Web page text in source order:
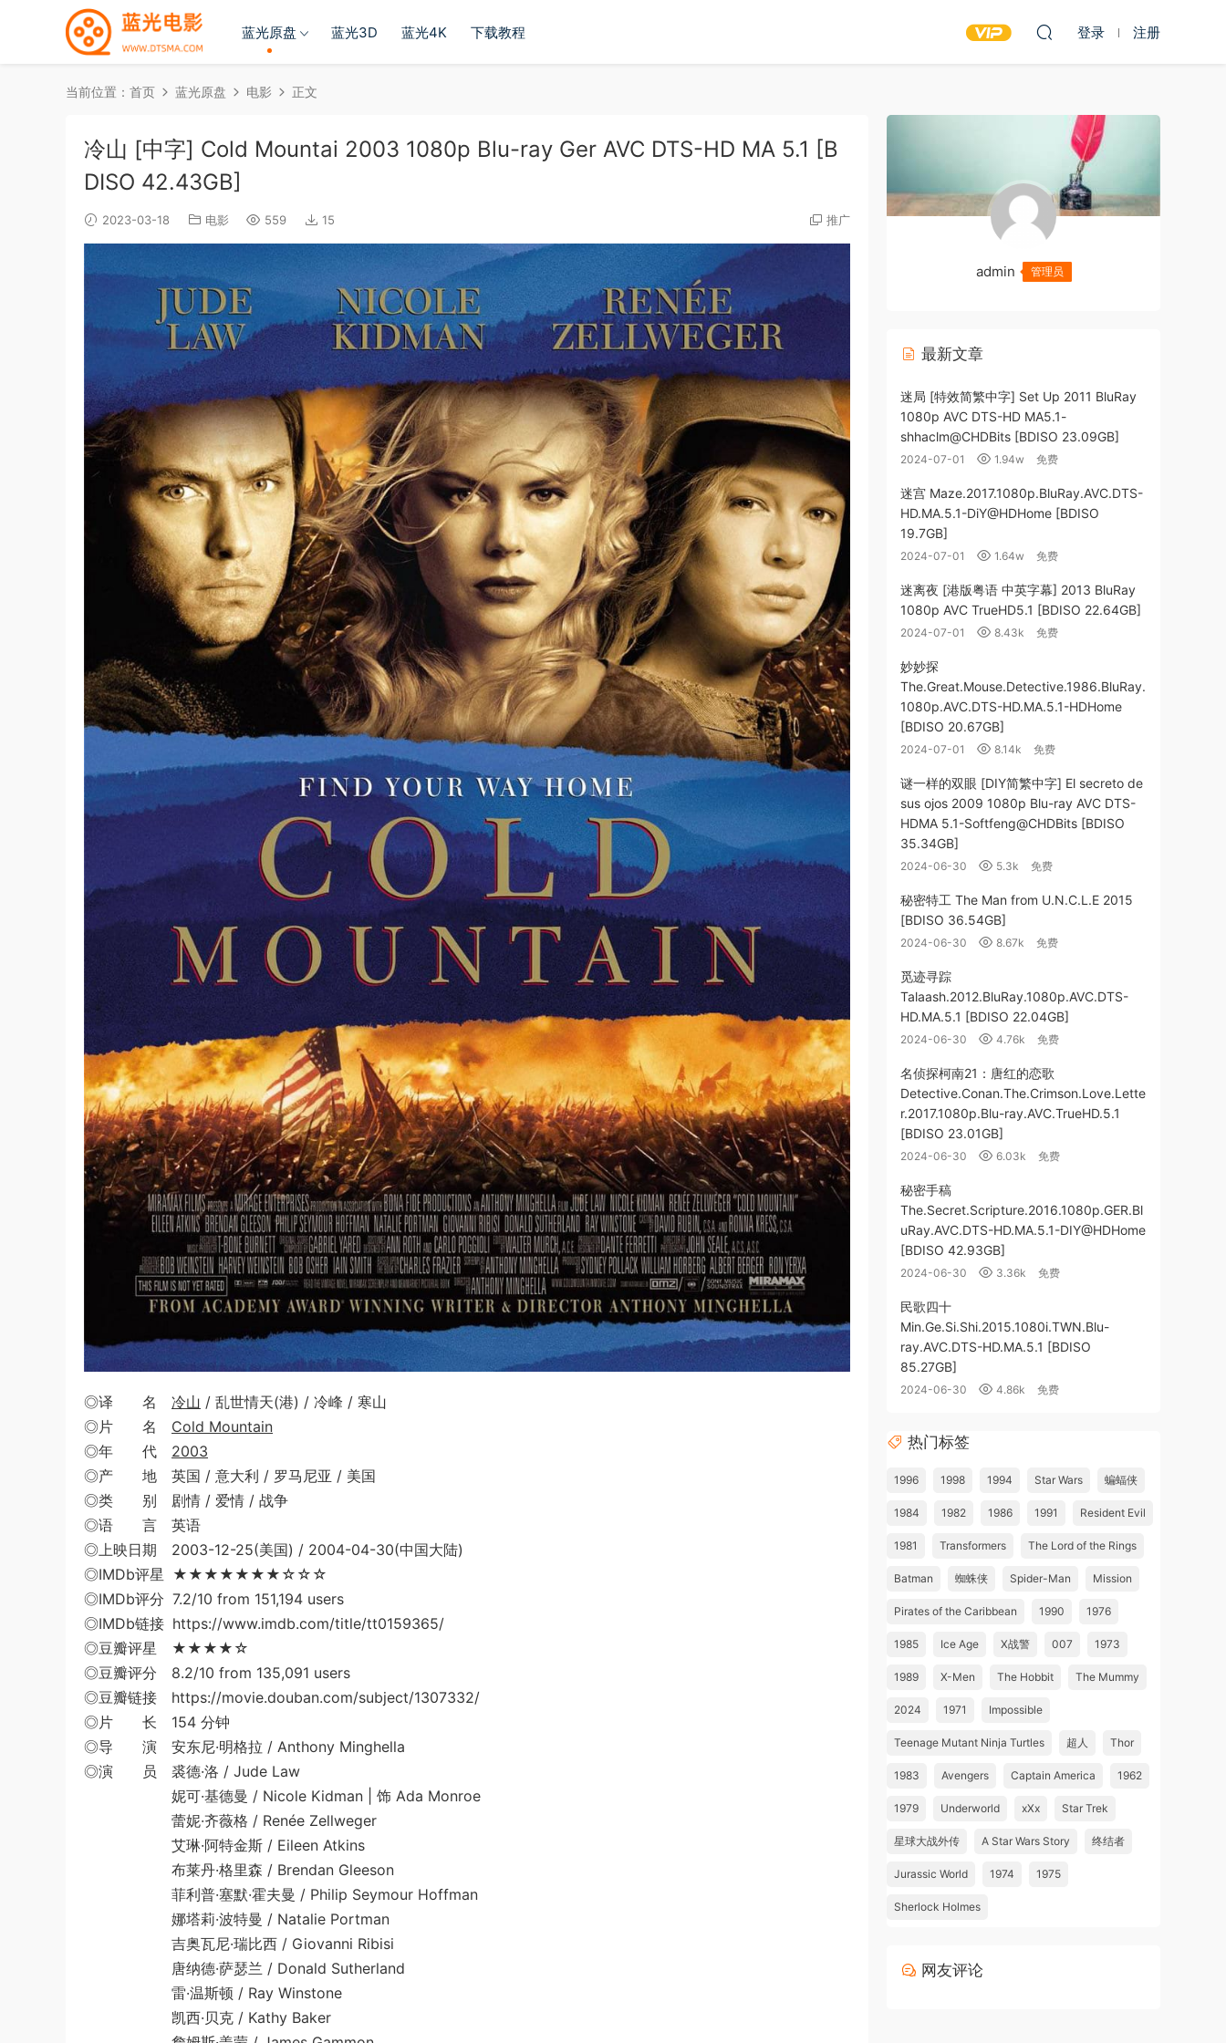
蓝光原盘 蓝光3D 蓝光4K 下载教程 登录 注册
当前位置： 首页 蓝光原盘 电影 正文
冷山 [中字] Cold Mountai 2003 1080p Blu-ray Ger AVC DTS-HD MA 5.1 [B
DISO 42.43GB]
2023-03-18 电影 559 15 推广
◎译 名 冷山 / 乱世情天(港) / 冷峰 / 寒山
◎片 名 Cold Mountain
◎年 代 2003
◎产 地 英国 / 意大利 / 罗马尼亚 / 美国
◎类 别 剧情 / 爱情 / 战争
◎语 言 英语
◎上映日期 2003-12-25(美国) / 2004-04-30(中国大陆)
◎IMDb评星 ★★★★★★★☆☆☆
◎IMDb评分 7.2/10 from 151,194 users
◎IMDb链接 https://www.imdb.com/title/tt0159365/
◎豆瓣评星 ★★★★☆
◎豆瓣评分 8.2/10 from 135,091 users
◎豆瓣链接 https://movie.douban.com/subject/1307332/
◎片 长 154 分钟
◎导 演 安东尼·明格拉 / Anthony Minghella
◎演 员 裘德·洛 / Jude Law
妮可·基德曼 / Nicole Kidman | 饰 Ada Monroe
蕾妮·齐薇格 / Renée Zellweger
艾琳·阿特金斯 / Eileen Atkins
布莱丹·格里森 / Brendan Gleeson
菲利普·塞默·霍夫曼 / Philip Seymour Hoffman
娜塔莉·波特曼 / Natalie Portman
吉奥瓦尼·瑞比西 / Giovanni Ribisi
唐纳德·萨瑟兰 / Donald Sutherland
雷·温斯顿 / Ray Winstone
凯西·贝克 / Kathy Baker
admin 管理员
最新文章
迷局 [特效简繁中字] Set Up 2011 BluRay
1080p AVC DTS-HD MA5.1-
shhaclm@CHDBits [BDISO 23.09GB]
2024-07-01 1.94w 免费
迷宫 Maze.2017.1080p.BluRay.AVC.DTS-
HD.MA.5.1-DiY@HDHome [BDISO
19.7GB]
2024-07-01 1.64w 免费
迷离夜 [港版粤语 中英字幕] 2013 BluRay
1080p AVC TrueHD5.1 [BDISO 22.64GB]
2024-07-01 8.43k 免费
妙妙探
The.Great.Mouse.Detective.1986.BluRay.
1080p.AVC.DTS-HD.MA.5.1-HDHome
[BDISO 20.67GB]
2024-07-01 8.14k 免费
谜一样的双眼 [DIY简繁中字] El secreto de
sus ojos 2009 1080p Blu-ray AVC DTS-
HDMA 5.1-Softfeng@CHDBits [BDISO
35.34GB]
2024-06-30 5.3k 免费
秘密特工 The Man from U.N.C.L.E 2015
[BDISO 36.54GB]
2024-06-30 8.67k 免费
觅迹寻踪
Talaash.2012.BluRay.1080p.AVC.DTS-
HD.MA.5.1 [BDISO 22.04GB]
2024-06-30 4.76k 免费
名侦探柯南21：唐红的恋歌
Detective.Conan.The.Crimson.Love.Lette
r.2017.1080p.Blu-ray.AVC.TrueHD.5.1
[BDISO 23.01GB]
2024-06-30 6.03k 免费
秘密手稿
The.Secret.Scripture.2016.1080p.GER.Bl
uRay.AVC.DTS-HD.MA.5.1-DIY@HDHome
[BDISO 42.93GB]
2024-06-30 3.36k 免费
民歌四十
Min.Ge.Si.Shi.2015.1080i.TWN.Blu-
ray.AVC.DTS-HD.MA.5.1 [BDISO
85.27GB]
2024-06-30 4.86k 免费
热门标签
1996 1998 1994 Star Wars 蝙蝠侠
1984 1982 1986 1991 Resident Evil
1981 Transformers The Lord of the Rings
Batman 蜘蛛侠 Spider-Man Mission
Pirates of the Caribbean 1990 1976
1985 Ice Age X战警 007 1973
1989 X-Men The Hobbit The Mummy
2024 1971 Impossible
Teenage Mutant Ninja Turtles 超人 Thor
1983 Avengers Captain America 1962
1979 Underworld xXx Star Trek
星球大战外传 A Star Wars Story 终结者
Jurassic World 1974 1975
Sherlock Holmes
网友评论